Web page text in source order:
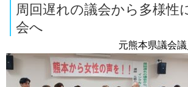
周回遅れの議会から多様性
会へ
元熊本県議会